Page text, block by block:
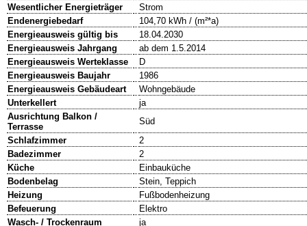
Wesentlicher Energieträger
Strom
Endenergiebedarf
104,70 kWh / (m²*a)
Energieausweis gültig bis
18.04.2030
Energieausweis Jahrgang
ab dem 1.5.2014
Energieausweis Werteklasse
D
Energieausweis Baujahr
1986
Energieausweis Gebäudeart
Wohngebäude
Unterkellert
ja
Ausrichtung Balkon /
Terrasse
Süd
Schlafzimmer
2
Badezimmer
2
Küche
Einbauküche
Bodenbelag
Stein, Teppich
Heizung
Fußbodenheizung
Befeuerung
Elektro
Wasch- / Trockenraum
ja